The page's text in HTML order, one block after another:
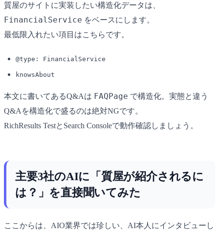
質屋のサイトに実装したい構造化データは、
FinancialService をベースにします。
最低限入れたい項目はこちらです。
@type: FinancialService
knowsAbout
本文に書いてあるQ&Aは FAQPage で構造化。実態と違う
Q&Aを構造化で盛るのは絶対NGです。
RichResults TestとSearch Consoleで動作確認しましょう。
主要3社のAIに「質屋が紹介されるに
は？」を直接聞いてみた
ここからは、AIO業界では珍しい、AI本人にインタビューし